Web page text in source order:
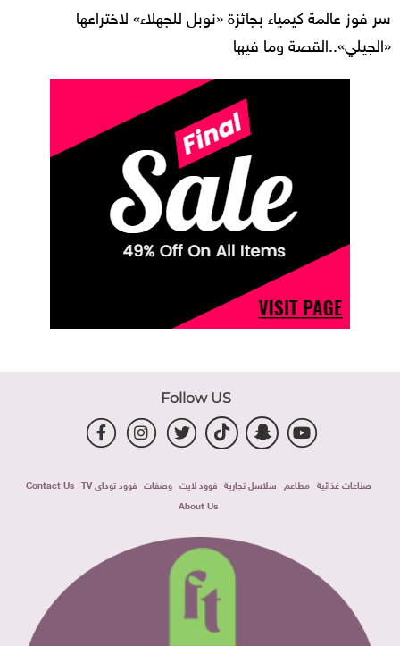
سر فوز عالمة كيمياء بجائزة «نوبل للجهلاء» لاختراعها
«الجيلي»..القصة وما فيها
Follow US
صناعات غذائية مطاعم سلاسل تجارية فوود لايت وصفات فوود توداى TV
Contact Us
About Us